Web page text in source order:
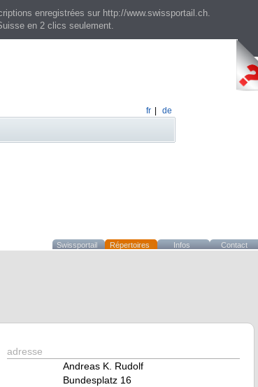
enregistrées sur http://www.swissportail.ch.
en 2 clics seulement.
fr de
Swissportail Répertoires Infos Contact
adresse
Andreas K. Rudolf
Bundesplatz 16